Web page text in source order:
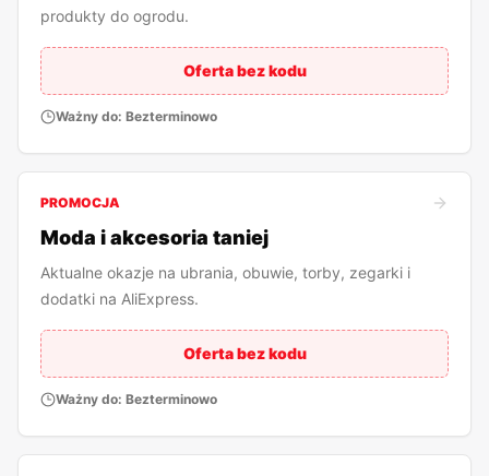
produkty do ogrodu.
Oferta bez kodu
Ważny do: Bezterminowo
PROMOCJA
Moda i akcesoria taniej
Aktualne okazje na ubrania, obuwie, torby, zegarki i
dodatki na AliExpress.
Oferta bez kodu
Ważny do: Bezterminowo